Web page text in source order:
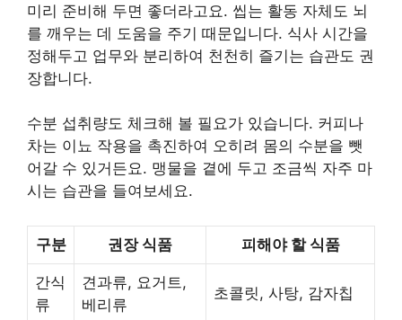
미리 준비해 두면 좋더라고요. 씹는 활동 자체도 뇌
를 깨우는 데 도움을 주기 때문입니다. 식사 시간을
정해두고 업무와 분리하여 천천히 즐기는 습관도 권
장합니다.
수분 섭취량도 체크해 볼 필요가 있습니다. 커피나
차는 이뇨 작용을 촉진하여 오히려 몸의 수분을 뺏
어갈 수 있거든요. 맹물을 곁에 두고 조금씩 자주 마
시는 습관을 들여보세요.
구분 권장 식품 피해야 할 식품
간식
류
견과류, 요거트,
베리류
초콜릿, 사탕, 감자칩